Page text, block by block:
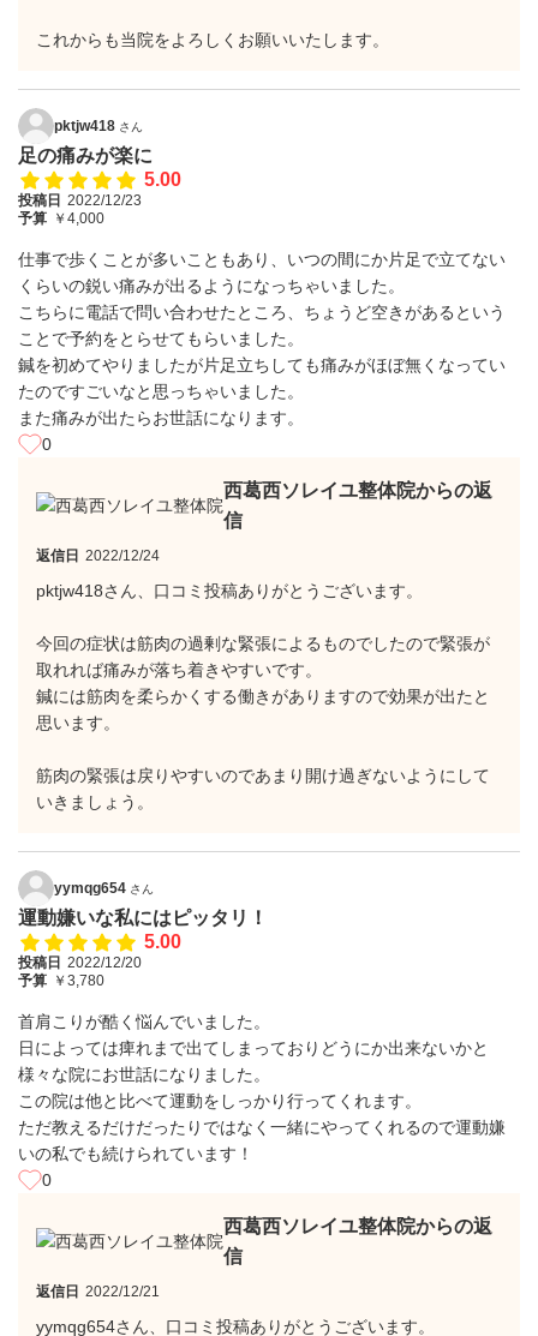
これからも当院をよろしくお願いいたします。
pktjw418 さん
足の痛みが楽に
5.00
投稿日 2022/12/23
予算 ￥4,000
仕事で歩くことが多いこともあり、いつの間にか片足で立てない
くらいの鋭い痛みが出るようになっちゃいました。
こちらに電話で問い合わせたところ、ちょうど空きがあるという
ことで予約をとらせてもらいました。
鍼を初めてやりましたが片足立ちしても痛みがほぼ無くなってい
たのですごいなと思っちゃいました。
また痛みが出たらお世話になります。
0
西葛西ソレイユ整体院からの返
信
返信日 2022/12/24
pktjw418さん、口コミ投稿ありがとうございます。
今回の症状は筋肉の過剰な緊張によるものでしたので緊張が
取れれば痛みが落ち着きやすいです。
鍼には筋肉を柔らかくする働きがありますので効果が出たと
思います。
筋肉の緊張は戻りやすいのであまり開け過ぎないようにして
いきましょう。
yymqg654 さん
運動嫌いな私にはピッタリ！
5.00
投稿日 2022/12/20
予算 ￥3,780
首肩こりが酷く悩んでいました。
日によっては痺れまで出てしまっておりどうにか出来ないかと
様々な院にお世話になりました。
この院は他と比べて運動をしっかり行ってくれます。
ただ教えるだけだったりではなく一緒にやってくれるので運動嫌
いの私でも続けられています！
0
西葛西ソレイユ整体院からの返
信
返信日 2022/12/21
yymqg654さん、口コミ投稿ありがとうございます。